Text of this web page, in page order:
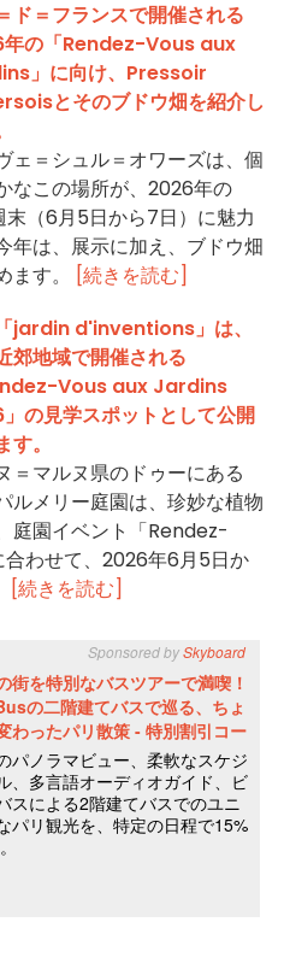
ド＝フランスで開催される
の「Rendez-Vous aux
」に向け、Pressoir
とそのブドウ畑を紹介し
ェ＝シュル＝オワーズは、個
なこの場所が、2026年の
（6月5日から7日）に魅力
年は、展示に加え、ブドウ畑
ます。
[続きを読む]
jardin d'inventions」は、
郊地域で開催される
Vous aux Jardins
の見学スポットとして公開
す。
＝マルヌ県のドゥーにある
ルメリー庭園は、珍妙な植物
庭園イベント「Rendez-
わせて、2026年6月5日か
[続きを読む]